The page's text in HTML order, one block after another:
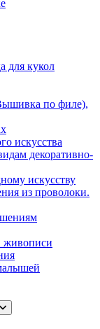
для кукол
по филе),
искусства
декоративно-
искусству
из проволоки.
живописи